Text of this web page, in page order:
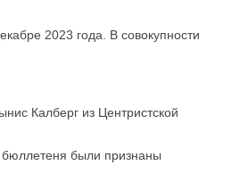
2023 года. В совокупности
Калберг из Центристской
бюллетеня были признаны